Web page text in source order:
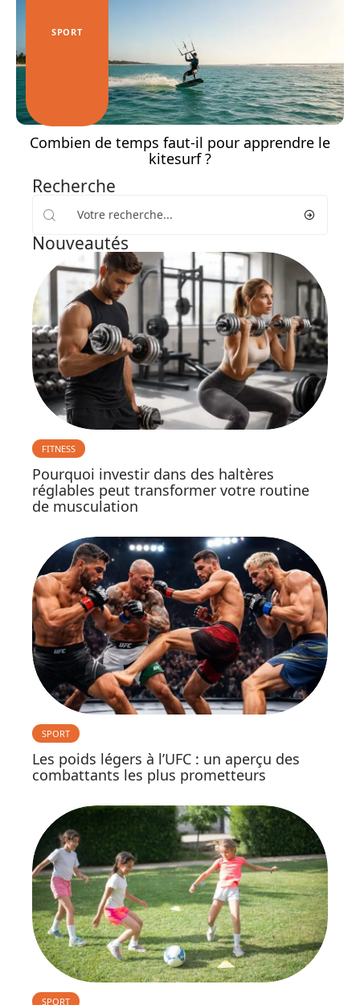
SPORT
Combien de temps faut-il pour apprendre le
kitesurf ?
Recherche
Nouveautés
FITNESS
Pourquoi investir dans des haltères
réglables peut transformer votre routine
de musculation
SPORT
Les poids légers à l’UFC : un aperçu des
combattants les plus prometteurs
SPORT